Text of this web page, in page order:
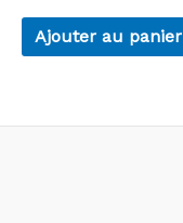
Ajouter au panier